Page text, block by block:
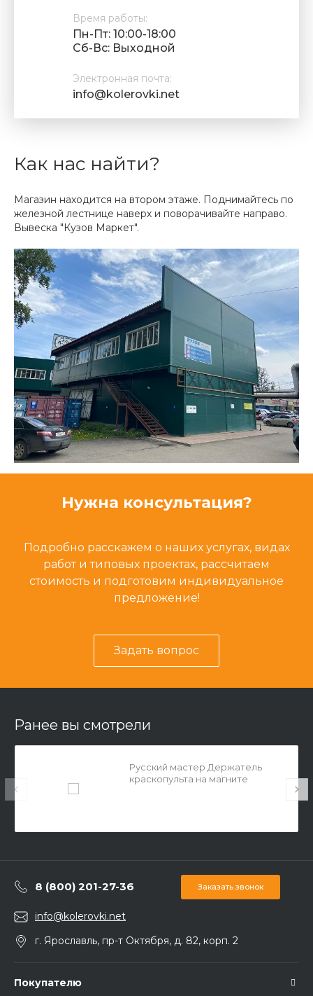
Время работы:
Пн-Пт: 10:00-18:00
Cб-Вс: Выходной
Электронная почта:
info@kolerovki.net
Как нас найти?
Магазин находится на втором этаже. Поднимайтесь по
железной лестнице наверх и поворачивайте направо.
Вывеска "Кузов Маркет".
Нужна консультация?
Подробно расскажем о наших услугах, видах
работ и типовых проектах, рассчитаем
стоимость и подготовим индивидуальное
предложение!
Задать вопрос
Ранее вы смотрели
Русский мастер Держатель
краскопульта на магните
8 (800) 201-27-36 Заказать звонок
info@kolerovki.net
г. Ярославль, пр-т Октября, д. 82, корп. 2
Покупателю